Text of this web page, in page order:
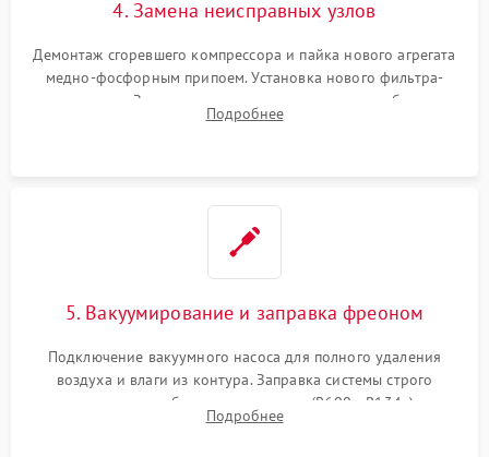
4. Замена неисправных узлов
Демонтаж сгоревшего компрессора и пайка нового агрегата
медно-фосфорным припоем. Установка нового фильтра-
осушителя. Замена изношенных вентиляторов обдува,
сломанных заслонок или поврежденных дверных петель.
Подробнее
5. Вакуумирование и заправка фреоном
Подключение вакуумного насоса для полного удаления
воздуха и влаги из контура. Заправка системы строго
дозированным объемом хладагента (R600a, R134a) по
электронным весам. Контроль рабочего давления в системе.
Подробнее